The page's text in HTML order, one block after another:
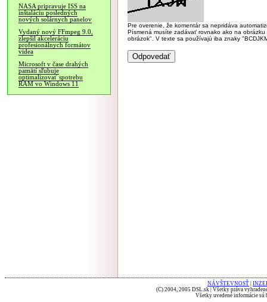
NASA pripravuje ISS na
inštaláciu posledných
nových solárnych panelov
Vydaný nový FFmpeg 9.0,
zlepšil akceleráciu
profesionálnych formátov
videa
Microsoft v čase drahých
pamätí sľubuje
optimalizovať spotrebu
RAM vo Windows 11
Pre overenie, že komentár sa nepridáva
Písmená musíte zadávať rovnako ako na
obrázok". V texte sa používajú iba znaky
NÁVŠTEVNOSŤ
(C) 2004, 2005 DSL.sk | Všetky práva
Všetky uvedené informácie sú